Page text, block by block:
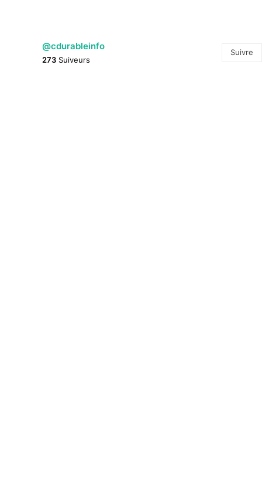
@cdurableinfo
273 Suiveurs
Suivre